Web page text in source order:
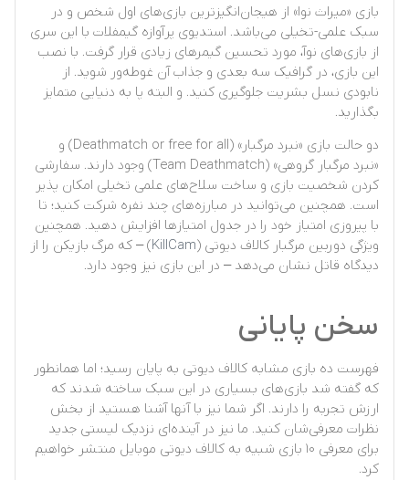
بازی «میراث نوا» از هیجان‌انگیزترین بازی‌های اول شخص و در
سبک علمی-تخیلی می‌باشد. استدیوی پرآوازه گیمفلات با این سری
از بازی‌های نوآ، مورد تحسین گیمرهای زیادی قرار گرفت. با نصب
این بازی، در گرافیک سه بعدی و جذاب آن غوطه‌ور شوید. از
نابودی نسل بشریت جلوگیری کنید. و البته پا به دنیایی متمایز
بگذارید.
دو حالت بازی «نبرد مرگبار» (Deathmatch or free for all) و
«نبرد مرگبار گروهی» (Team Deathmatch) وجود دارند. سفارشی
کردن شخصیت بازی و ساخت سلاح‌های علمی تخیلی امکان پذیر
است. همچنین می‌توانید در مبارزه‌های چند نفره شرکت کنید؛ تا
با پیروزی امتیاز خود را در جدول امتیازها افزایش دهید. همچنین
ویژگی دوربین مرگبار کالاف دیوتی (KillCam) – که مرگ بازیکن را از
دیدگاه قاتل نشان می‌دهد – در این بازی نیز وجود دارد.
سخن پایانی
فهرست ده بازی مشابه کالاف دیوتی به پایان رسید؛ اما همانطور
که گفته شد بازی‌های بسیاری در این سبک ساخته شدند که
ارزش تجربه را دارند. اگر شما نیز با آنها آشنا هستید از بخش
نظرات معرفی‌شان کنید. ما نیز در آينده‌ای نزدیک لیستی جدید
برای معرفی ۱۰ بازی شبیه به کالاف دیوتی موبایل منتشر خواهیم
کرد.